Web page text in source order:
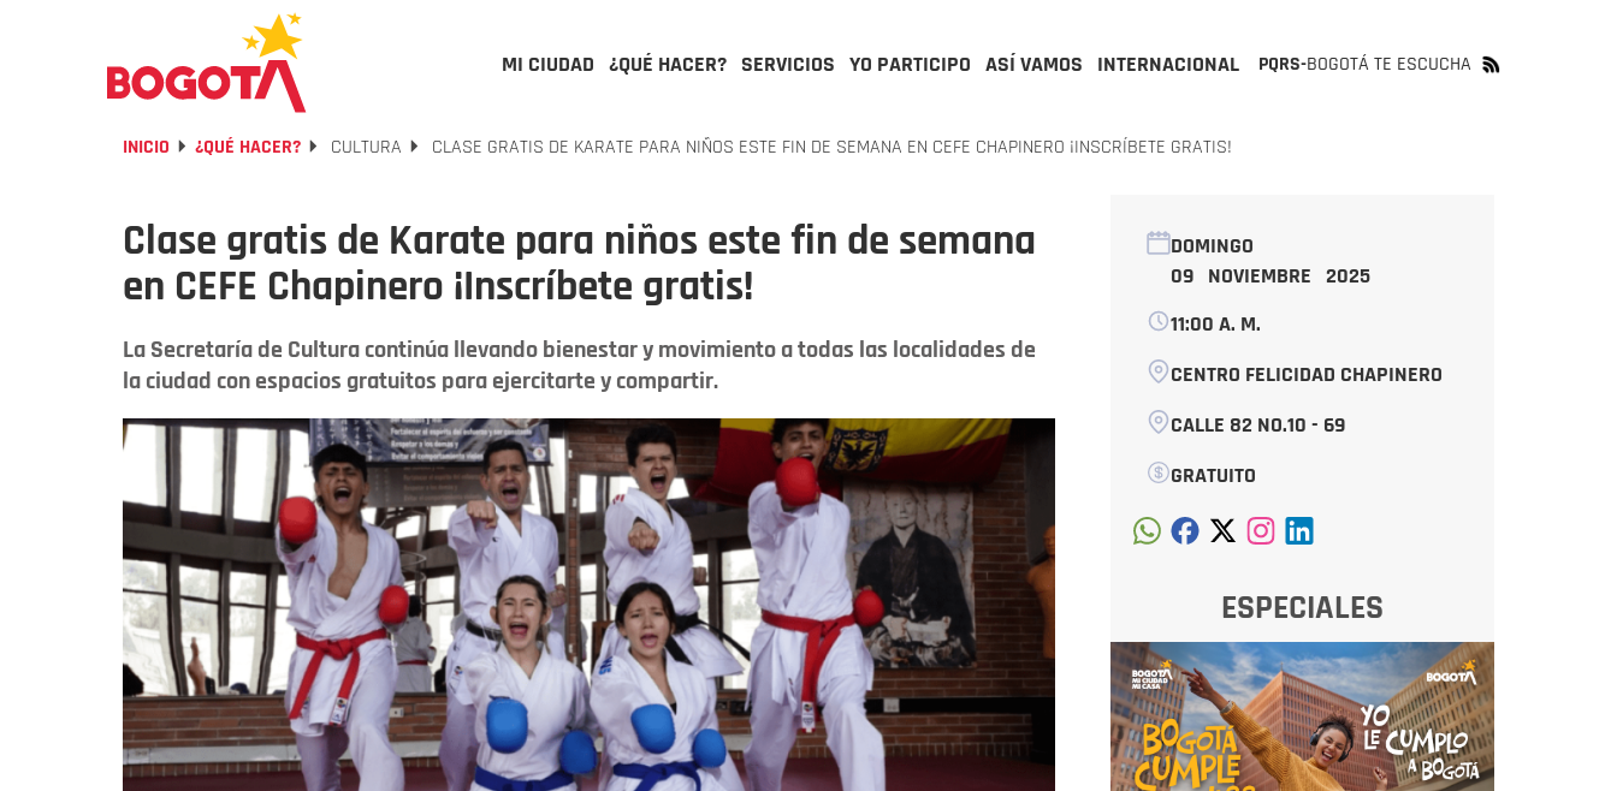
MI CIUDAD ¿QUÉ HACER? SERVICIOS YO PARTICIPO ASÍ VAMOS INTERNACIONAL PQRS-BOGOTÁ TE ESCUCHA
INICIO ¿QUÉ HACER? CULTURA CLASE GRATIS DE KARATE PARA NIÑOS ESTE FIN DE SEMANA EN CEFE CHAPINERO ¡INSCRÍBETE GRATIS!
Clase gratis de Karate para niños este fin de semana
en CEFE Chapinero ¡Inscríbete gratis!
La Secretaría de Cultura continúa llevando bienestar y movimiento a todas las localidades de
la ciudad con espacios gratuitos para ejercitarte y compartir.
DOMINGO
09 NOVIEMBRE 2025
11:00 A. M.
CENTRO FELICIDAD CHAPINERO
CALLE 82 NO.10 - 69
GRATUITO
ESPECIALES